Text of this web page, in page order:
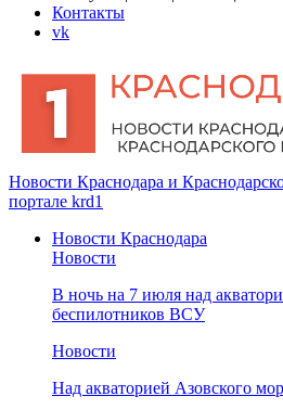
Контакты
vk
Новости Краснодара и
портале krd1
Новости Краснодара
Новости
В ночь на 7 июля над
беспилотников ВСУ
Новости
Над акваторией Азовского